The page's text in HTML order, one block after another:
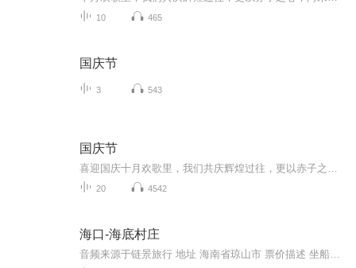
10 465
国庆节
3 543
国庆节
20 4542
海口-海底村庄